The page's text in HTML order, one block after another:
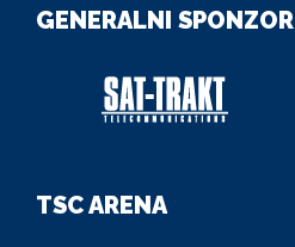
GENERALNI SPONZOR
TSC ARENA